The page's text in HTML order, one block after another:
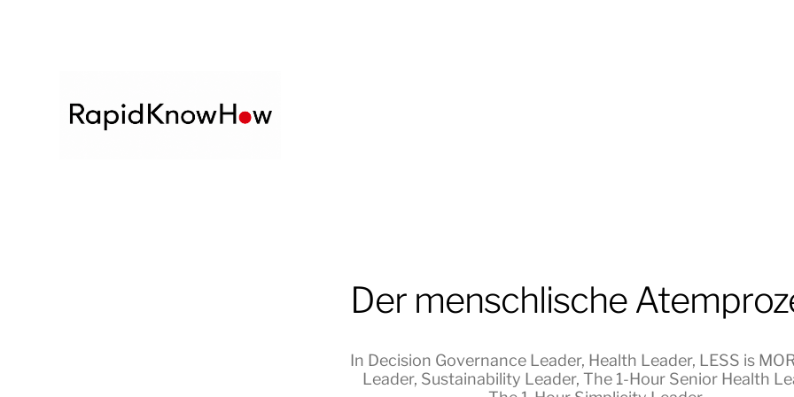
Der menschlische
In Decision Governance Leader, Health Leader, LESS is
Leader, Sustainability Leader, The 1-Hour Senior Health